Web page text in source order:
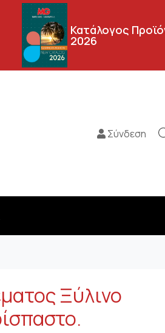
Κατάλογος
2026
Σύνδεση
Ξύλινο